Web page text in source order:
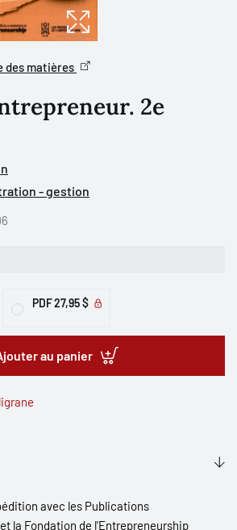
des matières
2e
- gestion
PDF27,95 $
au panier
avec les Publications
la Fondation de l'Entrepreneurship